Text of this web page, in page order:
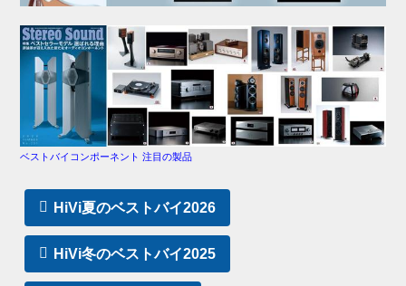
ベストバイコンポーネント 注目の製品
HiVi夏のベストバイ2026
HiVi冬のベストバイ2025